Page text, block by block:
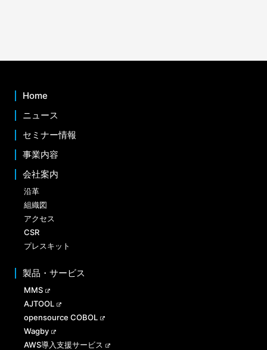
Home
ニュース
セミナー情報
事業内容
会社案内
沿革
組織図
アクセス
CSR
プレスキット
製品・サービス
MMS
AJTOOL
opensource COBOL
Wagby
AWS導入支援サービス